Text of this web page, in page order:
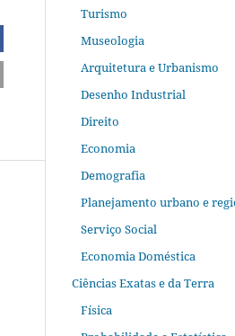
Turismo
Museologia
Arquitetura e Urbanismo
Desenho Industrial
Direito
Economia
Demografia
Planejamento urbano e
Serviço Social
Economia Doméstica
Ciências Exatas e da Terra
Física